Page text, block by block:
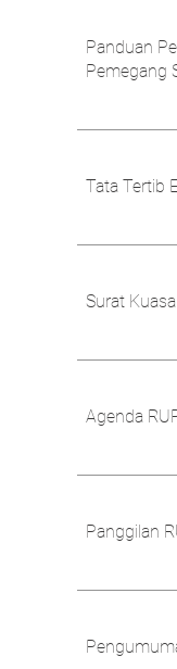
Panduan
Pemegang
Tata Tertib
Surat
Agenda
Panggilan